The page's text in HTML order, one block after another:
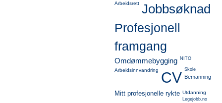
Arbeidsrett Jobbsøknad
Profesjonell
framgang
Omdømmebygging NITO
Arbeidsinnvandring CV Skole
Bemanning
Mitt profesjonelle rykte Utdanning
Legejobb.no